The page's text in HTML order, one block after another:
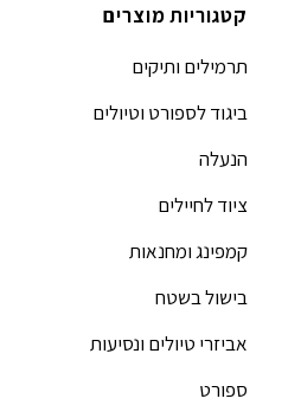
קטגוריות מוצרים
תרמילים ותיקים
ביגוד לספורט וטיולים
הנעלה
ציוד לחיילים
קמפינג ומחנאות
בישול בשטח
אביזרי טיולים ונסיעות
ספורט